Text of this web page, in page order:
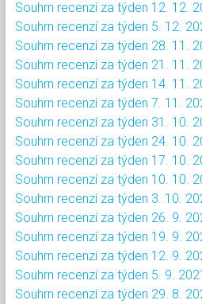
Souhrn recenzí za týden 12. 12.
Souhrn recenzí za týden 5. 12.
Souhrn recenzí za týden 28. 11.
Souhrn recenzí za týden 21. 11.
Souhrn recenzí za týden 14. 11.
Souhrn recenzí za týden 7. 11.
Souhrn recenzí za týden 31. 10.
Souhrn recenzí za týden 24. 10.
Souhrn recenzí za týden 17. 10.
Souhrn recenzí za týden 10. 10.
Souhrn recenzí za týden 3. 10.
Souhrn recenzí za týden 26. 9.
Souhrn recenzí za týden 19. 9.
Souhrn recenzí za týden 12. 9.
Souhrn recenzí za týden 5. 9.
Souhrn recenzí za týden 29. 8.